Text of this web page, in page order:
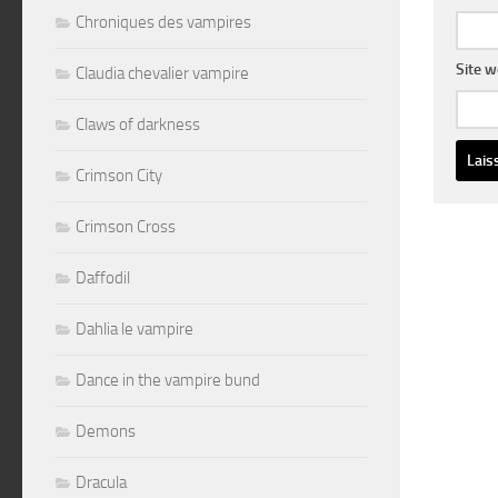
Site
Chroniques des vampires
Claudia chevalier vampire
Claws of darkness
Crimson City
Crimson Cross
Daffodil
Dahlia le vampire
Dance in the vampire bund
Demons
Dracula